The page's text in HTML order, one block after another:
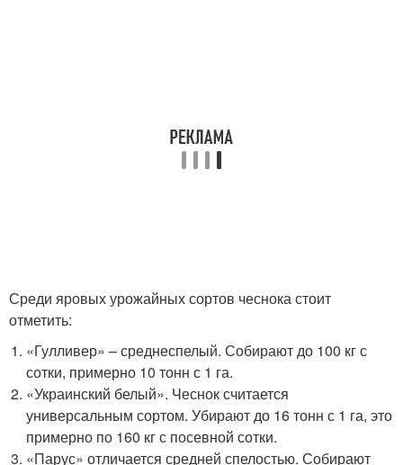
Среди яровых урожайных сортов чеснока стоит
отметить:
«Гулливер» – среднеспелый. Собирают до 100 кг с
сотки, примерно 10 тонн с 1 га.
«Украинский белый». Чеснок считается
универсальным сортом. Убирают до 16 тонн с 1 га, это
примерно по 160 кг с посевной сотки.
«Парус» отличается средней спелостью. Собирают